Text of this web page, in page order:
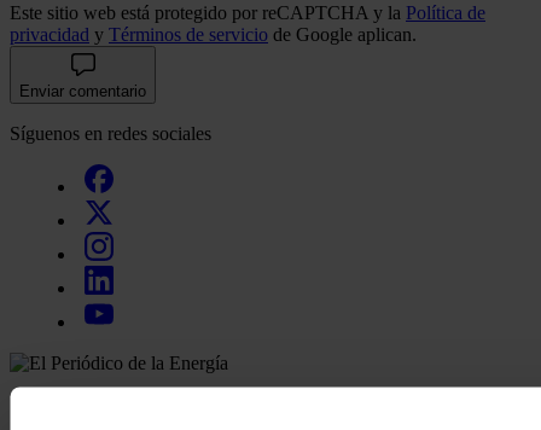
Este sitio web está protegido por reCAPTCHA y la Política de
privacidad y Términos de servicio de Google aplican.
Enviar comentario
Síguenos en redes sociales